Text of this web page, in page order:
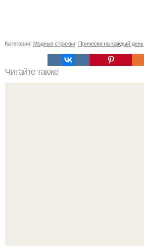
Категории: Модные стрижки Прически на каждый день
Читайте также